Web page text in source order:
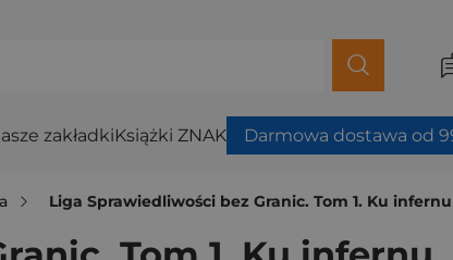
zakładkiKsiążki ZNAK Darmowa dostawa od
Liga Sprawiedliwości bez Granic. Tom 1. Ku infernu